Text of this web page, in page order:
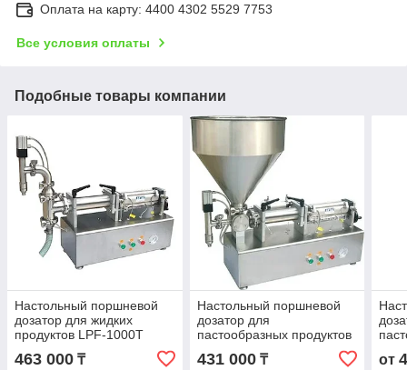
Оплата на карту: 4400 4302 5529 7753
Все условия оплаты
Подобные товары компании
Настольный поршневой
дозатор для жидких
продуктов LPF-1000T
463 000 ₸
Настольный поршневой
дозатор для
пастообразных продуктов
431 000₸ от